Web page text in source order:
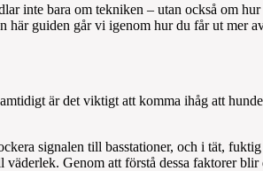
inte bara om tekniken – utan också om
guiden går vi igenom hur du får ut mer
är det viktigt att komma ihåg att
signalen till basstationer, och i tät,
Genom att förstå dessa faktorer